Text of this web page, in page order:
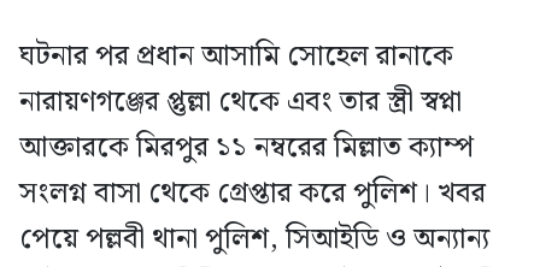
ঘটনার পর প্রধান আসামি সোহেল রানাকে
নারায়ণগঞ্জের প্তুল্লা থেকে এবং তার স্ত্রী স্বপ্না
আক্তারকে মিরপুর ১১ নম্বরের মিল্লাত ক্যাম্প
সংলগ্ন বাসা থেকে গ্রেপ্তার করে পুলিশ। খবর
পেয়ে পল্লবী থানা পুলিশ, সিআইডি ও অন্যান্য